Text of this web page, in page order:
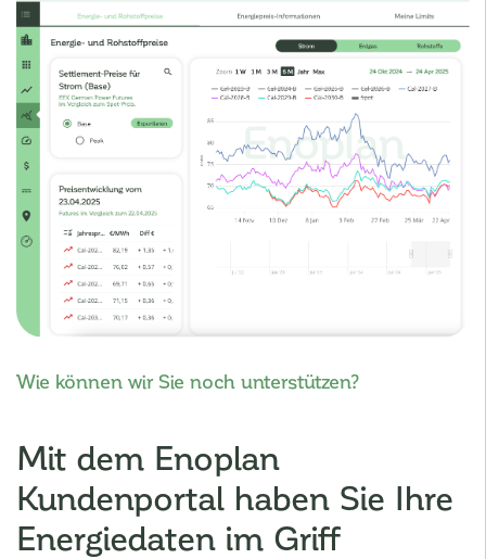
Wie können wir Sie noch unterstützen?
Mit dem Enoplan
Kundenportal haben Sie Ihre
Energiedaten im Griff